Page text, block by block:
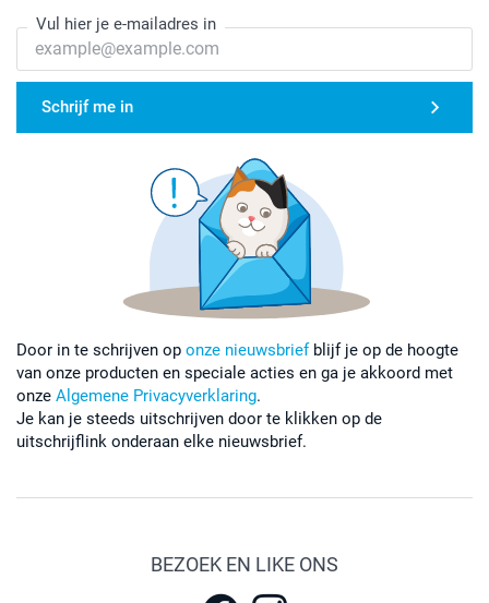
Vul hier je e-mailadres in
Schrijf me in
Door in te schrijven op onze nieuwsbrief blijf je op de hoogte
van onze producten en speciale acties en ga je akkoord met
onze Algemene Privacyverklaring.
Je kan je steeds uitschrijven door te klikken op de
uitschrijflink onderaan elke nieuwsbrief.
BEZOEK EN LIKE ONS